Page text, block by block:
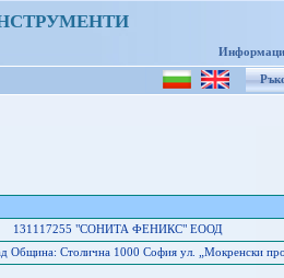
131117255 "СОНИТА ФЕНИКС" ЕООД
Oбщина: Столична 1000 София ул. „Мокренски